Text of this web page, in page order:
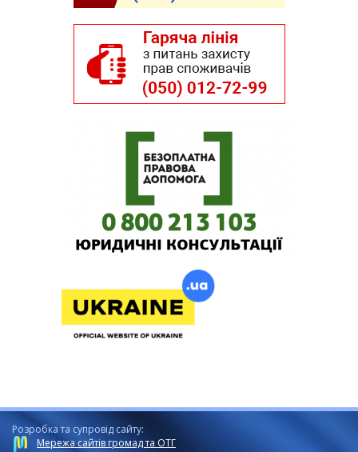
Розробка та супровід сайту:
Мережа сайтів громад та ОТГ